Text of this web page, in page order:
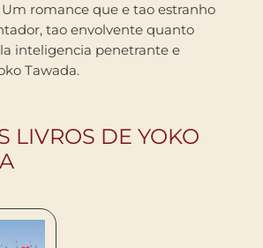
Um romance que e tao estranho
tao envolvente quanto
inteligencia penetrante e
Tawada.
LIVROS DE YOKO